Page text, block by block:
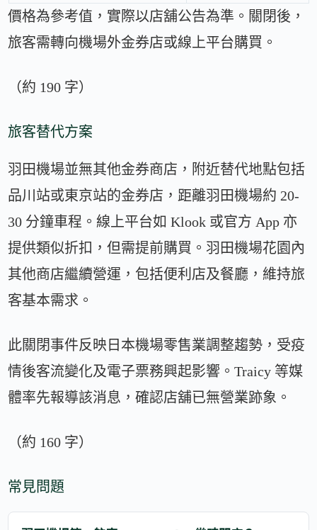
價格為參考值，實際以店舖公告為準。關閉後，
旅客需轉向機場外金券店或線上平台購買。
（約 190 字）
旅客替代方案
羽田機場並無其他金券商店，附近替代地點包括
品川站或東京站的金券店，距離羽田機場約 20-
30 分鐘車程。線上平台如 Klook 或官方 App 亦
提供類似折扣，但需提前購買。羽田機場花園內
其他商店繼續營運，包括便利店及餐廳，維持旅
客基本需求。
此關閉事件反映日本機場零售業調整趨勢，受疫
情後客流變化及電子票務興起影響。Traicy 等媒
體率先報導該消息，確認店舖已無營業跡象。
（約 160 字）
常見問題